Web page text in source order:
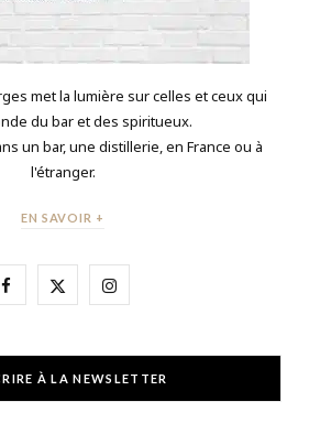
met la lumière sur celles et ceux qui
du bar et des spiritueux.
un bar, une distillerie, en France ou à
l'étranger.
EN SAVOIR +
F
e
X
w
I
t
À LA NEWSLETTER